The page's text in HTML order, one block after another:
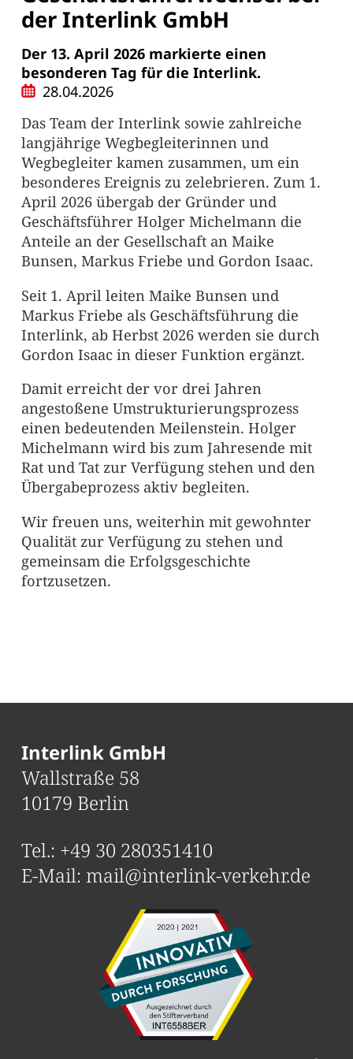
der Interlink GmbH
Der 13. April 2026 markierte einen
besonderen Tag für die Interlink.
28.04.2026
Das Team der Interlink sowie zahlreiche
langjährige Wegbegleiterinnen und
Wegbegleiter kamen zusammen, um ein
besonderes Ereignis zu zelebrieren. Zum 1.
April 2026 übergab der Gründer und
Geschäftsführer Holger Michelmann die
Anteile an der Gesellschaft an Maike
Bunsen, Markus Friebe und Gordon Isaac.
Seit 1. April leiten Maike Bunsen und
Markus Friebe als Geschäftsführung die
Interlink, ab Herbst 2026 werden sie durch
Gordon Isaac in dieser Funktion ergänzt.
Damit erreicht der vor drei Jahren
angestoßene Umstrukturierungsprozess
einen bedeutenden Meilenstein. Holger
Michelmann wird bis zum Jahresende mit
Rat und Tat zur Verfügung stehen und den
Übergabeprozess aktiv begleiten.
Wir freuen uns, weiterhin mit gewohnter
Qualität zur Verfügung zu stehen und
gemeinsam die Erfolgsgeschichte
fortzusetzen.
Interlink GmbH
Wallstraße 58
10179 Berlin
Tel.: +49 30 280351410
E-Mail: mail@interlink-verkehr.de